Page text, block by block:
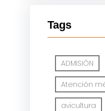
Tags
ADMISIÓN
Atención
avicultura